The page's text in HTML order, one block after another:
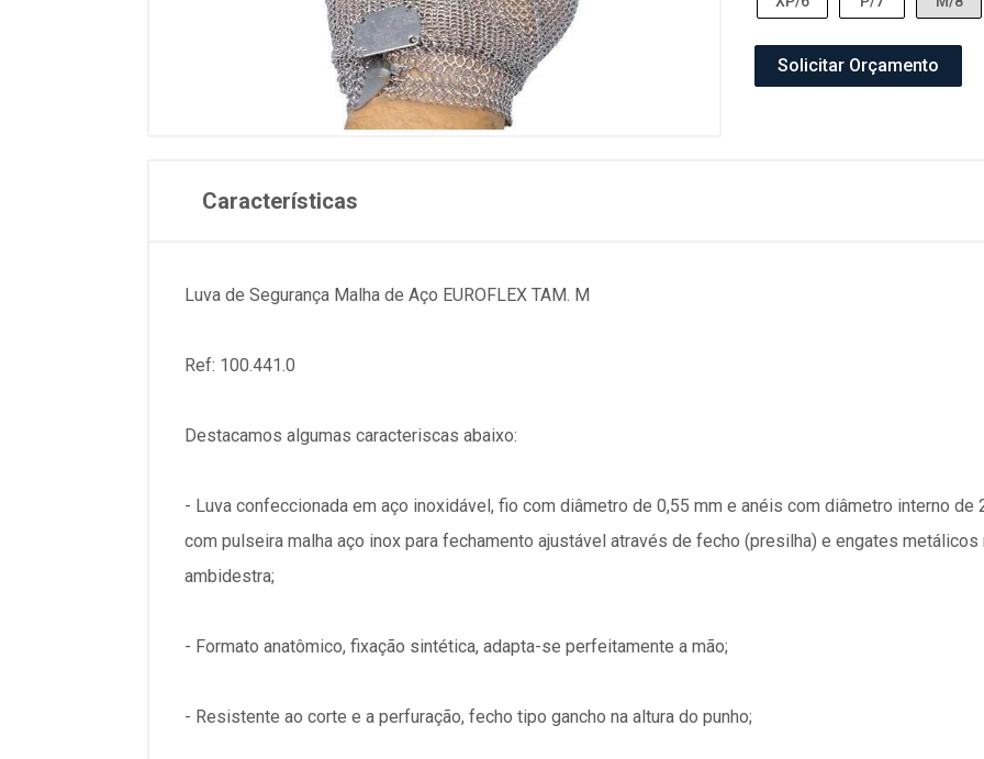
Solicitar Orçamento
Características
Luva de Segurança Malha de Aço EUROFLEX TAM. M
Ref: 100.441.0
Destacamos algumas caracteriscas abaixo:
- Luva confeccionada em aço inoxidável, fio com diâmetro de 0,55 mm e anéis com diâmetro interno de
com pulseira malha aço inox para fechamento ajustável através de fecho (presilha) e engates metálicos
ambidestra;
- Formato anatômico, fixação sintética, adapta-se perfeitamente a mão;
- Resistente ao corte e a perfuração, fecho tipo gancho na altura do punho;